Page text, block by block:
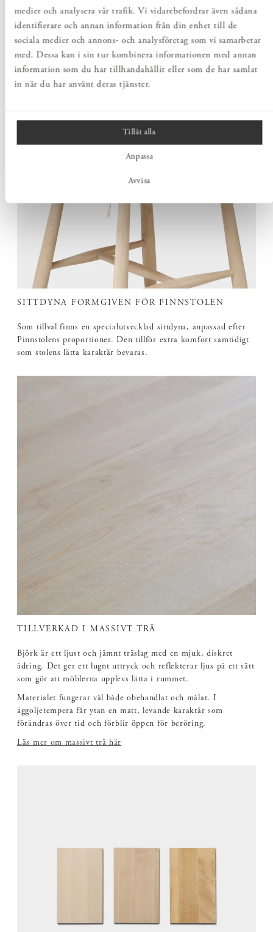
medier och analysera vår trafik. Vi vidarebefordrar även sådana
identifierare och annan information från din enhet till de
sociala medier och annons- och analysföretag som vi samarbetar
med. Dessa kan i sin tur kombinera informationen med annan
information som du har tillhandahållit eller som de har samlat
in när du har använt deras tjänster.
Tillåt alla
Anpassa
Avvisa
med stabilitet och gör stolen enkel att flytta, utan att
kompromissa med hållfastheten.
SITTDYNA FORMGIVEN FÖR PINNSTOLEN
Som tillval finns en specialutvecklad sittdyna, anpassad efter
Pinnstolens proportioner. Den tillför extra komfort samtidigt
som stolens lätta karaktär bevaras.
TILLVERKAD I MASSIVT TRÄ
Björk är ett ljust och jämnt träslag med en mjuk, diskret
ådring. Det ger ett lugnt uttryck och reflekterar ljus på ett sätt
som gör att möblerna upplevs lätta i rummet.
Materialet fungerar väl både obehandlat och målat. I
äggoljetempera får ytan en matt, levande karaktär som
förändras över tid och förblir öppen för beröring.
Läs mer om massivt trä här